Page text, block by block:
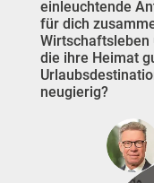
einleuchtende
für dich
Wirtschaftsleben
die ihre Heimat
neugierig?